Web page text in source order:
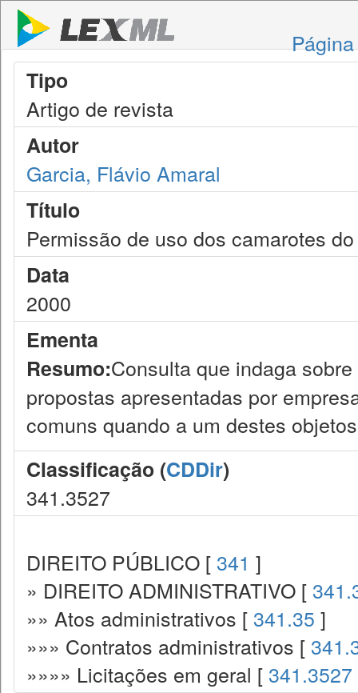
Tipo
Artigo de revista
Autor
Garcia, Flávio Amaral
Título
Permissão de uso dos camarotes
Data
2000
Ementa
Resumo:Consulta que indaga
propostas apresentadas por
comuns quando a um destes
Classificação (CDDir)
341.3527
DIREITO PÚBLICO [ 341 ]
» DIREITO ADMINISTRATIVO [
»» Atos administrativos [ 341.35 ]
»»» Contratos administrativos [
»»»» Licitações em geral [ 341.3527